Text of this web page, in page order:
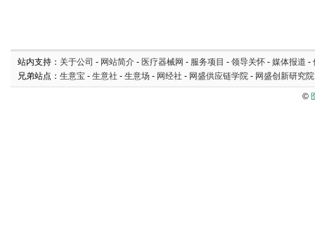
站内支持： 关于公司 - 网站简介 - 医疗器械网 - 服务项目 - 领导关怀 - 媒体报道 -
兄弟站点： 生意宝 - 生意社 - 生意场 - 网经社 - 网盛供应链学院 - 网盛创新研究院
©